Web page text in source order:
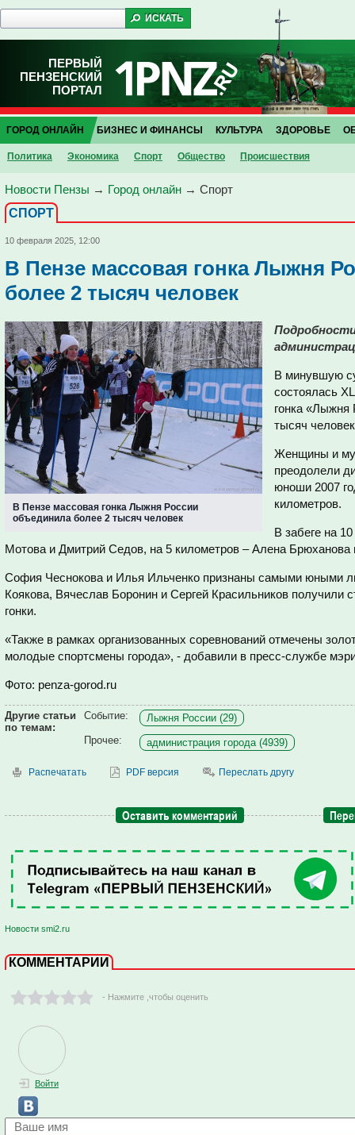
ПЕРВЫЙ
ПЕНЗЕНСКИЙ
ПОРТАЛ
ГОРОД ОНЛАЙН
Политика Экономика Спорт Общество Проиcшествия
БИЗНЕС И ФИНАНСЫ КУЛЬТУРА ЗДОРОВЬЕ
Новости Пензы → Город онлайн → Спорт
СПОРТ
10 февраля 2025, 12:00
В Пензе массовая гонка Лыжня
более 2 тысяч человек
В Пензе массовая гонка Лыжня России
объединила более 2 тысяч человек
Подробности
В минувшую
состоялась
гонка «Лыжня
тысяч
Женщины и
преодолели
юноши 2007
километров.
В забеге на
Мотова и Дмитрий Седов, на 5 километров – Алена Брюханова
София Чеснокова и Илья Ильченко признаны самыми юными
Коякова, Вячеслав Боронин и Сергей Красильников получили
гонки.
«Также в рамках организованных соревнований отмечены
молодые спортсмены города», - добавили в пресс-службе
Фото: penza-gorod.ru
Другие статьи
по темам:
Событие:
Лыжня России (29)
Прочее:
администрация города (4939)
Распечатать PDF версия Переслать другу
Оставить комментарий
Новости smi2.ru
КОММЕНТАРИИ
- Нажмите ,чтобы оценить
Войти